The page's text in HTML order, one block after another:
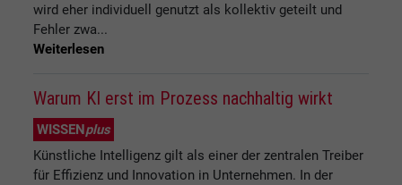
wird eher individuell genutzt als kollektiv geteilt und
Fehler zwa...
Weiterlesen
Warum KI erst im Prozess nachhaltig wirkt
WISSENplus
Künstliche Intelligenz gilt als einer der zentralen Treiber
für Effizienz und Innovation in Unternehmen. In der